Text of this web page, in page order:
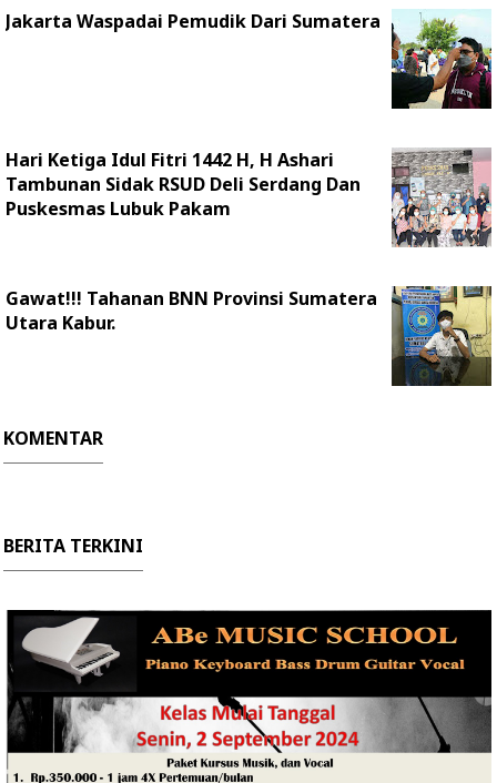
Jakarta Waspadai Pemudik Dari Sumatera
Hari Ketiga Idul Fitri 1442 H, H Ashari
Tambunan Sidak RSUD Deli Serdang Dan
Puskesmas Lubuk Pakam
Gawat!!! Tahanan BNN Provinsi Sumatera
Utara Kabur.
KOMENTAR
BERITA TERKINI